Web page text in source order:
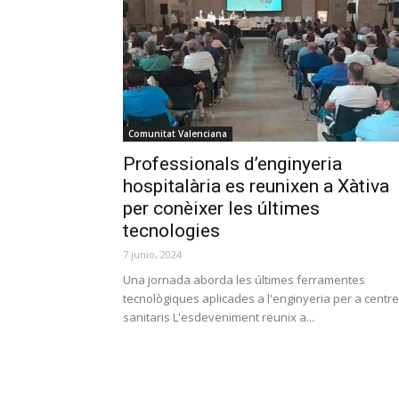
Comunitat Valenciana
Professionals d’enginyeria
hospitalària es reunixen a Xàtiva
per conèixer les últimes
tecnologies
7 junio, 2024
Una jornada aborda les últimes ferramentes
tecnològiques aplicades a l'enginyeria per a
sanitaris L'esdeveniment reunix a...